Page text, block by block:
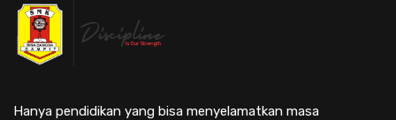
Hanya pendidikan yang bisa menyelamatkan masa